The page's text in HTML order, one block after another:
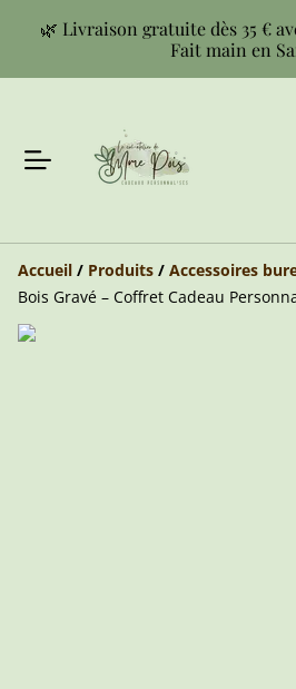
🌿 Livraison gratuite dès 35 €
Fait main en
Accueil / Produits / Accessoires
Bois Gravé – Coffret Cadeau